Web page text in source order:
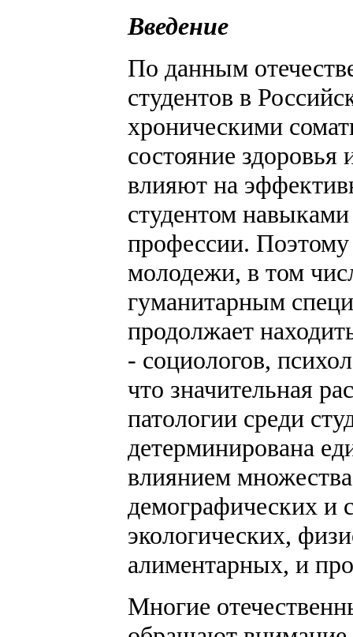
Введение
По данным
студентов в
хроническими
состояние здоровья
влияют на
студентом
профессии. Поэтому
молодежи, в том
гуманитарным
продолжает
- социологов,
что значительная
патологии среди
детерминирована
влиянием
демографических и
экологических,
алиментарных, и
Многие